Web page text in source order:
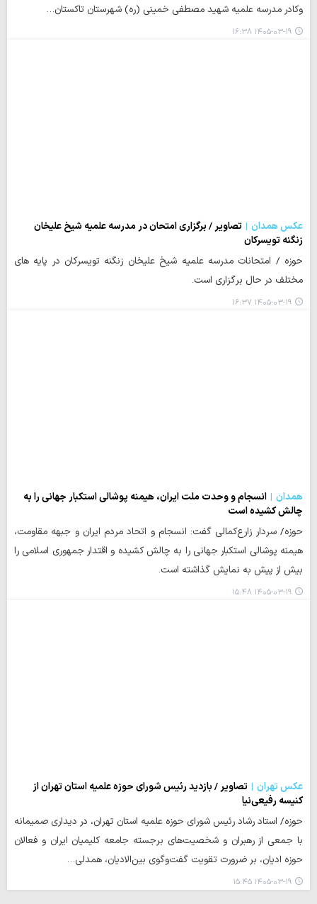
وکادر مدرسه علمیه شهید مصطفی خمینی (ره) شهرستان تاکستان…
۱۴۰۵-۰۳-۱۹ ۱۶:۳۸
عکس همدان
تصاویر / برگزاری امتحان در مدرسه علمیه شیخ علیخان
زنگنه تویسرکان
حوزه / امتحانات مدرسه علمیه شیخ علیخان زنگنه تویسرکان در پایه های
مختلف در حال برگزاری است.
۱۴۰۵-۰۳-۱۹ ۱۶:۳۷
همدان
انسجام و وحدت ملت ایران، هیمنه پوشالی استکبار جهانی را به
چالش کشیده است
حوزه/ سردار زارع‌کمالی گفت: انسجام و اتحاد مردم ایران و جبهه مقاومت،
هیمنه پوشالی استکبار جهانی را به چالش کشیده و اقتدار جمهوری اسلامی را
بیش از پیش به نمایش گذاشته است.
۱۴۰۵-۰۳-۱۹ ۱۵:۴۸
عکس تهران
تصاویر / بازدید رئیس شورای حوزه علمیه استان تهران از
کنیسه رفیعی‌نیا
حوزه/ استاد رشاد رئیس شورای حوزه علمیه استان تهران، در دیداری صمیمانه
با جمعی از رهبران و شخصیت‌های برجسته جامعه کلیمیان ایران و فعالان
حوزه ادیان، بر ضرورت تقویت گفت‌وگوی بین‌الادیان، همدلی…
۱۴۰۵-۰۳-۱۹ ۱۵:۴۵